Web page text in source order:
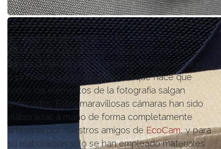
La cámara estenopeica es una cámara que realiza
la fotografía sin lentes, en las que la luz penetra
en la cámara oscura a la película de 120mm a
través de un minúsculo agujero, llamado estenopo
o pinhole (agujero de alfiler), lo que hace que
todos los elementos de la fotografía salgan
enfocados. Estas maravillosas cámaras han sido
elaboradas a mano de forma completamente
artesanal por nuestros amigos de EcoCam, y para
su elaboración sólo se han empleado materiales